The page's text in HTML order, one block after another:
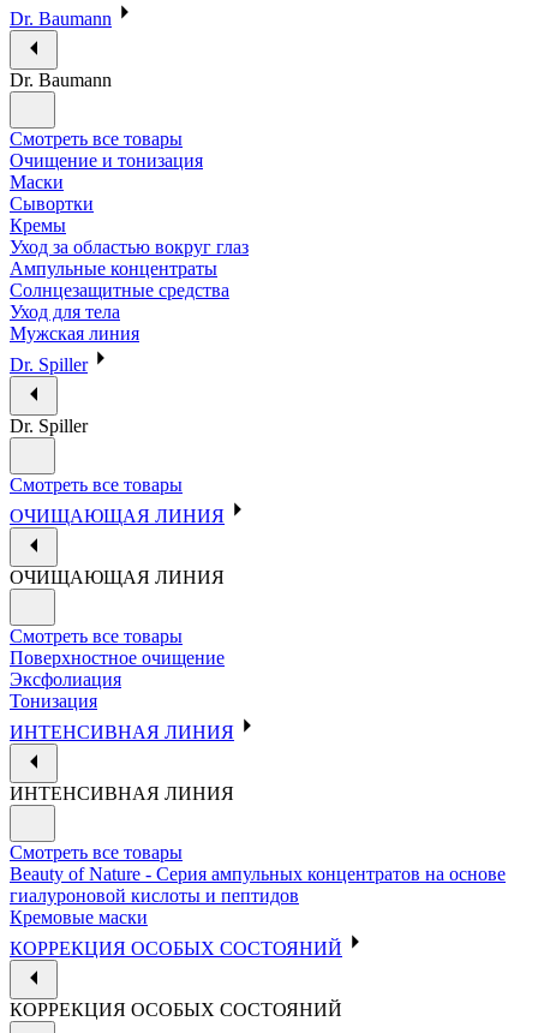
Dr. Baumann
Dr. Baumann
Смотреть все товары
Очищение и тонизация
Маски
Сывортки
Кремы
Уход за областью вокруг глаз
Ампульные концентраты
Солнцезащитные средства
Уход для тела
Мужская линия
Dr. Spiller
Dr. Spiller
Смотреть все товары
ОЧИЩАЮЩАЯ ЛИНИЯ
ОЧИЩАЮЩАЯ ЛИНИЯ
Смотреть все товары
Поверхностное очищение
Эксфолиация
Тонизация
ИНТЕНСИВНАЯ ЛИНИЯ
ИНТЕНСИВНАЯ ЛИНИЯ
Смотреть все товары
Beauty of Nature - Серия ампульных концентратов на основе
гиалуроновой кислоты и пептидов
Кремовые маски
КОРРЕКЦИЯ ОСОБЫХ СОСТОЯНИЙ
КОРРЕКЦИЯ ОСОБЫХ СОСТОЯНИЙ